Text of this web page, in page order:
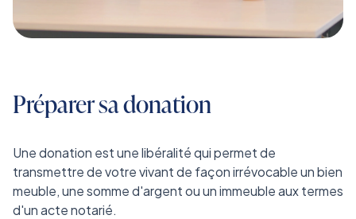
Préparer sa donation
Une donation est une libéralité qui permet de
transmettre de votre vivant de façon irrévocable un bien
meuble, une somme d'argent ou un immeuble aux termes
d'un acte notarié.